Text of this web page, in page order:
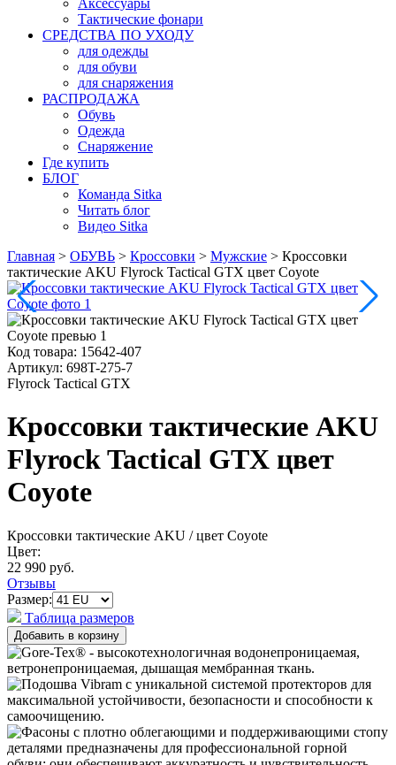
Аксессуары
Тактические фонари
СРЕДСТВА ПО УХОДУ
для одежды
для обуви
для снаряжения
РАСПРОДАЖА
Обувь
Одежда
Снаряжение
Где купить
БЛОГ
Команда Sitka
Читать блог
Видео Sitka
Главная > ОБУВЬ > Кроссовки > Мужские > Кроссовки
тактические AKU Flyrock Tactical GTX цвет Coyote
Код товара: 15642-407
Артикул: 698T-275-7
Flyrock Tactical GTX
Кроссовки тактические AKU
Flyrock Tactical GTX цвет
Coyote
Кроссовки тактические AKU / цвет Coyote
Цвет:
22 990 руб.
Отзывы
Размер:
Таблица размеров